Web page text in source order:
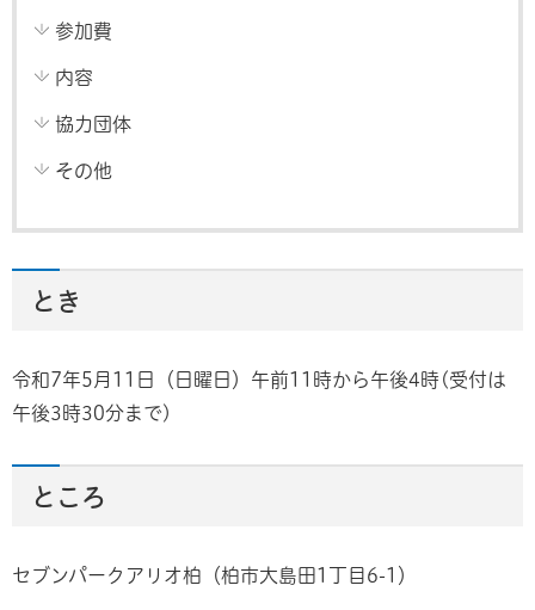
参加費
内容
協力団体
その他
とき
令和7年5月11日（日曜日）午前11時から午後4時(受付は
午後3時30分まで)
ところ
セブンパークアリオ柏（柏市大島田1丁目6-1）